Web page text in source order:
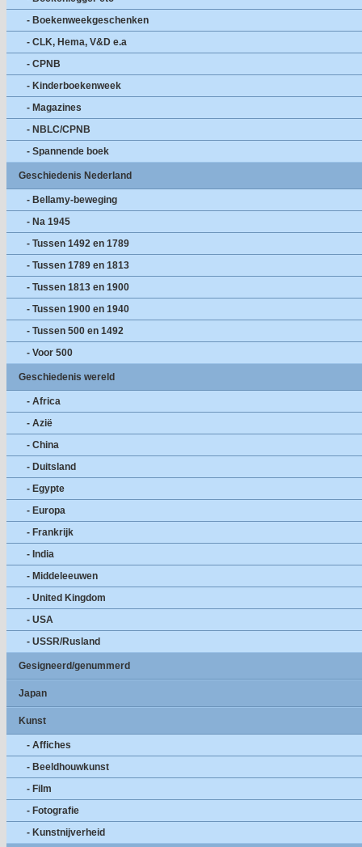
- Boekenweekgeschenken
- CLK, Hema, V&D e.a
- CPNB
- Kinderboekenweek
- Magazines
- NBLC/CPNB
- Spannende boek
Geschiedenis Nederland
- Bellamy-beweging
- Na 1945
- Tussen 1492 en 1789
- Tussen 1789 en 1813
- Tussen 1813 en 1900
- Tussen 1900 en 1940
- Tussen 500 en 1492
- Voor 500
Geschiedenis wereld
- Africa
- Azië
- China
- Duitsland
- Egypte
- Europa
- Frankrijk
- India
- Middeleeuwen
- United Kingdom
- USA
- USSR/Rusland
Gesigneerd/genummerd
Japan
Kunst
- Affiches
- Beeldhouwkunst
- Film
- Fotografie
- Kunstnijverheid